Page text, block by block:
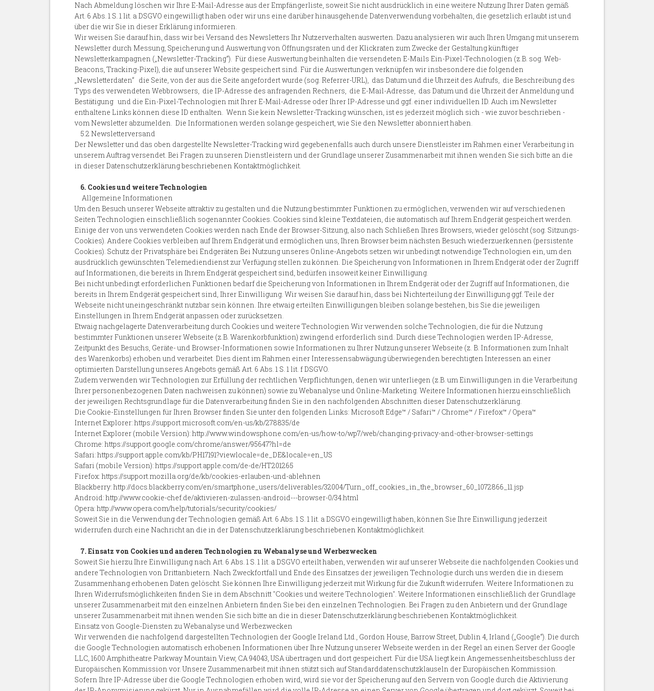
Nach Abmeldung löschen wir Ihre E-Mail-Adresse aus der Empfängerliste, soweit Sie nicht ausdrücklich in eine weitere Nutzung Ihrer Daten gemäß
Art. 6 Abs. 1 S. 1 lit. a DSGVO eingewilligt haben oder wir uns eine darüber hinausgehende Datenverwendung vorbehalten, die gesetzlich erlaubt ist und
über die wir Sie in dieser Erklärung informieren.
Wir weisen Sie darauf hin, dass wir bei Versand des Newsletters Ihr Nutzerverhalten auswerten. Dazu analysieren wir auch Ihren Umgang mit unserem
Newsletter durch Messung, Speicherung und Auswertung von Öffnungsraten und der Klickraten zum Zwecke der Gestaltung künftiger
Newsletterkampagnen („Newsletter-Tracking“). Für diese Auswertung beinhalten die versendeten E-Mails Ein-Pixel-Technologien (z.B. sog. Web-
Beacons, Tracking-Pixel), die auf unserer Website gespeichert sind. Für die Auswertungen verknüpfen wir insbesondere die folgenden
„Newsletterdaten“ die Seite, von der aus die Seite angefordert wurde (sog. Referrer-URL), das Datum und die Uhrzeit des Aufrufs, die Beschreibung des
Typs des verwendeten Webbrowsers, die IP-Adresse des anfragenden Rechners, die E-Mail-Adresse, das Datum und die Uhrzeit der Anmeldung und
Bestätigung und die Ein-Pixel-Technologien mit Ihrer E-Mail-Adresse oder Ihrer IP-Adresse und ggf. einer individuellen ID. Auch im Newsletter
enthaltene Links können diese ID enthalten. Wenn Sie kein Newsletter-Tracking wünschen, ist es jederzeit möglich sich - wie zuvor beschrieben -
vom Newsletter abzumelden. Die Informationen werden solange gespeichert, wie Sie den Newsletter abonniert haben.
5.2 Newsletterversand
Der Newsletter und das oben dargestellte Newsletter-Tracking wird gegebenenfalls auch durch unsere Dienstleister im Rahmen einer Verarbeitung in
unserem Auftrag versendet. Bei Fragen zu unseren Dienstleistern und der Grundlage unserer Zusammenarbeit mit ihnen wenden Sie sich bitte an die
in dieser Datenschutzerklärung beschriebenen Kontaktmöglichkeit.
6. Cookies und weitere Technologien
Allgemeine Informationen
Um den Besuch unserer Webseite attraktiv zu gestalten und die Nutzung bestimmter Funktionen zu ermöglichen, verwenden wir auf verschiedenen
Seiten Technologien einschließlich sogenannter Cookies. Cookies sind kleine Textdateien, die automatisch auf Ihrem Endgerät gespeichert werden.
Einige der von uns verwendeten Cookies werden nach Ende der Browser-Sitzung, also nach Schließen Ihres Browsers, wieder gelöscht (sog. Sitzungs-
Cookies). Andere Cookies verbleiben auf Ihrem Endgerät und ermöglichen uns, Ihren Browser beim nächsten Besuch wiederzuerkennen (persistente
Cookies). Schutz der Privatsphäre bei Endgeräten Bei Nutzung unseres Online-Angebots setzen wir unbedingt notwendige Technologien ein, um den
ausdrücklich gewünschten Telemediendienst zur Verfügung stellen zu können. Die Speicherung von Informationen in Ihrem Endgerät oder der Zugriff
auf Informationen, die bereits in Ihrem Endgerät gespeichert sind, bedürfen insoweit keiner Einwilligung.
Bei nicht unbedingt erforderlichen Funktionen bedarf die Speicherung von Informationen in Ihrem Endgerät oder der Zugriff auf Informationen, die
bereits in Ihrem Endgerät gespeichert sind, Ihrer Einwilligung. Wir weisen Sie darauf hin, dass bei Nichterteilung der Einwilligung ggf. Teile der
Webseite nicht uneingeschränkt nutzbar sein können. Ihre etwaig erteilten Einwilligungen bleiben solange bestehen, bis Sie die jeweiligen
Einstellungen in Ihrem Endgerät anpassen oder zurücksetzen.
Etwaig nachgelagerte Datenverarbeitung durch Cookies und weitere Technologien Wir verwenden solche Technologien, die für die Nutzung
bestimmter Funktionen unserer Webseite (z.B. Warenkorbfunktion) zwingend erforderlich sind. Durch diese Technologien werden IP-Adresse,
Zeitpunkt des Besuchs, Geräte- und Browser-Informationen sowie Informationen zu Ihrer Nutzung unserer Webseite (z. B. Informationen zum Inhalt
des Warenkorbs) erhoben und verarbeitet. Dies dient im Rahmen einer Interessensabwägung überwiegenden berechtigten Interessen an einer
optimierten Darstellung unseres Angebots gemäß Art. 6 Abs. 1 S. 1 lit. f DSGVO.
Zudem verwenden wir Technologien zur Erfüllung der rechtlichen Verpflichtungen, denen wir unterliegen (z.B. um Einwilligungen in die Verarbeitung
Ihrer personenbezogenen Daten nachweisen zu können) sowie zu Webanalyse und Online-Marketing. Weitere Informationen hierzu einschließlich
der jeweiligen Rechtsgrundlage für die Datenverarbeitung finden Sie in den nachfolgenden Abschnitten dieser Datenschutzerklärung.
Die Cookie-Einstellungen für Ihren Browser finden Sie unter den folgenden Links: Microsoft Edge™ / Safari™ / Chrome™ / Firefox™ / Opera™
Internet Explorer: https://support.microsoft.com/en-us/kb/278835/de
Internet Explorer (mobile Version): http://www.windowsphone.com/en-us/how-to/wp7/web/changing-privacy-and-other-browser-settings
Chrome: https://support.google.com/chrome/answer/95647?hl=de
Safari: https://support.apple.com/kb/PH17191?viewlocale=de_DE&locale=en_US
Safari (mobile Version): https://support.apple.com/de-de/HT201265
Firefox: https://support.mozilla.org/de/kb/cookies-erlauben-und-ablehnen
Blackberry: http://docs.blackberry.com/en/smartphone_users/deliverables/32004/Turn_off_cookies_in_the_browser_60_1072866_11.jsp
Android: http://www.cookie-chef.de/aktivieren-zulassen-android---browser-0/34.html
Opera: http://www.opera.com/help/tutorials/security/cookies/
Soweit Sie in die Verwendung der Technologien gemäß Art. 6 Abs. 1 S. 1 lit. a DSGVO eingewilligt haben, können Sie Ihre Einwilligung jederzeit
widerrufen durch eine Nachricht an die in der Datenschutzerklärung beschriebenen Kontaktmöglichkeit.
7. Einsatz von Cookies und anderen Technologien zu Webanalyse und Werbezwecken
Soweit Sie hierzu Ihre Einwilligung nach Art. 6 Abs. 1 S. 1 lit. a DSGVO erteilt haben, verwenden wir auf unserer Webseite die nachfolgenden Cookies und
andere Technologien von Drittanbietern. Nach Zweckfortfall und Ende des Einsatzes der jeweiligen Technologie durch uns werden die in diesem
Zusammenhang erhobenen Daten gelöscht. Sie können Ihre Einwilligung jederzeit mit Wirkung für die Zukunft widerrufen. Weitere Informationen zu
Ihren Widerrufsmöglichkeiten finden Sie in dem Abschnitt "Cookies und weitere Technologien". Weitere Informationen einschließlich der Grundlage
unserer Zusammenarbeit mit den einzelnen Anbietern finden Sie bei den einzelnen Technologien. Bei Fragen zu den Anbietern und der Grundlage
unserer Zusammenarbeit mit ihnen wenden Sie sich bitte an die in dieser Datenschutzerklärung beschriebenen Kontaktmöglichkeit.
Einsatz von Google-Diensten zu Webanalyse und Werbezwecken
Wir verwenden die nachfolgend dargestellten Technologien der Google Ireland Ltd., Gordon House, Barrow Street, Dublin 4, Irland („Google“). Die durch
die Google Technologien automatisch erhobenen Informationen über Ihre Nutzung unserer Webseite werden in der Regel an einen Server der Google
LLC, 1600 Amphitheatre Parkway Mountain View, CA 94043, USA übertragen und dort gespeichert. Für die USA liegt kein Angemessenheitsbeschluss der
Europäischen Kommission vor. Unsere Zusammenarbeit mit ihnen stützt sich auf Standarddatenschutzklauseln der Europäischen Kommission.
Sofern Ihre IP-Adresse über die Google Technologien erhoben wird, wird sie vor der Speicherung auf den Servern von Google durch die Aktivierung